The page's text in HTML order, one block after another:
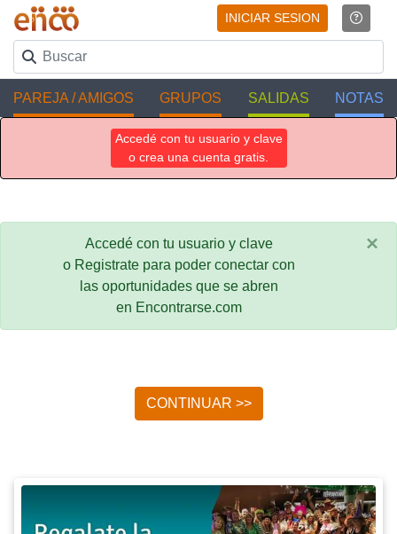
INICIAR SESION
PAREJA / AMIGOS GRUPOS SALIDAS NOTAS
Accedé con tu usuario y clave
o crea una cuenta gratis.
Accedé con tu usuario y clave
o Registrate para poder conectar con
las oportunidades que se abren
en Encontrarse.com
×
CONTINUAR >>